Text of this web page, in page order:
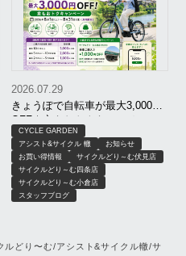
きょうぽで自転車が最大3,000円
OFF｜京もおトクキャンペーン
【8月限定】｜京都 サイクルどり
～む、アシスト＆サイクル轍、
サイクルガーデン
2026.07.29
CYCLE GARDEN
アシスト&サイクル 轍
お知らせ
お買い得情報
サイクルどり～む伏見店
サイクルどり～む四条店
サイクルどり～む小倉店
スタッフブログ
ルどり〜む/アシスト&サイクル轍/サ